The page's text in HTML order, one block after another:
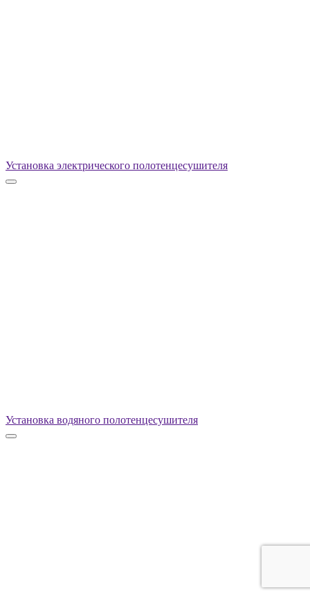
Установка электрического полотенцесушителя
Установка водяного полотенцесушителя